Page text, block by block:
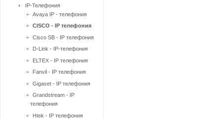
IP-Телефония
Avaya IP - телефония
CISCO - IP телефония
Cisco SB - IP телефония
D-Link - IP-телефония
ELTEX - IP телефония
Fanvil - IP телефония
Gigaset - IP телефония
Grandstream - IP
телефония
Htek - IP телефония